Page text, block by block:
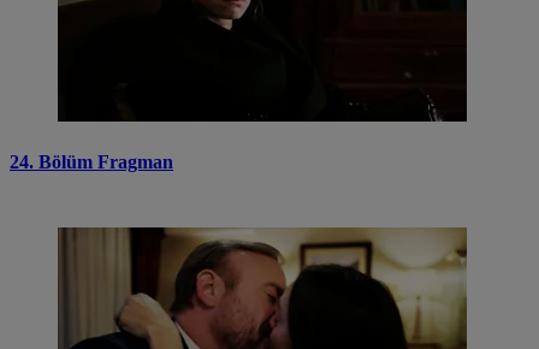
24. Bölüm Fragman